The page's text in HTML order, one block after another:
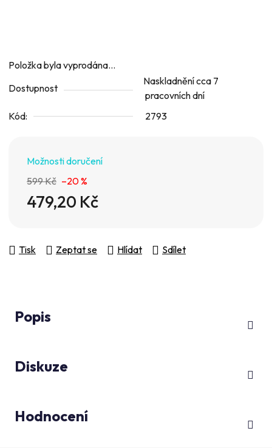
Položka byla vyprodána…
Dostupnost
Naskladnění cca 7
pracovních dní
Kód:
2793
Možnosti doručení
599 Kč –20 %
479,20 Kč
Tisk Zeptat se Hlídat Sdílet
Popis
Diskuze
Hodnocení